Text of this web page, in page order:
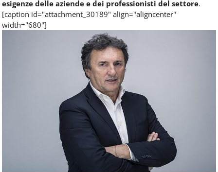
esigenze delle aziende e dei professionisti del settore.
[caption id="attachment_30189" align="aligncenter"
width="680"]